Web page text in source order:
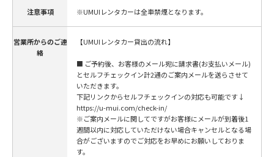
注意事項 ※UMUIレンタカーは全車禁煙となります。
営業所からのご連
絡
【UMUIレンタカー貸出の流れ】
■ ご予約後、お客様のメール宛に請求書(お支払いメール)
とセルフチェックイン計2通のご案内メールを送らさせて
いただきます。
下記リンクからセルフチェックインの対応も可能です↓
https://u-mui.com/check-in/
※ご案内メールに関してですがお客様にメールが到着後1
週間以内に対応していただけない場合キャンセルとなる場
合がございますのでご対応をお早めにお願いしておりま
す。